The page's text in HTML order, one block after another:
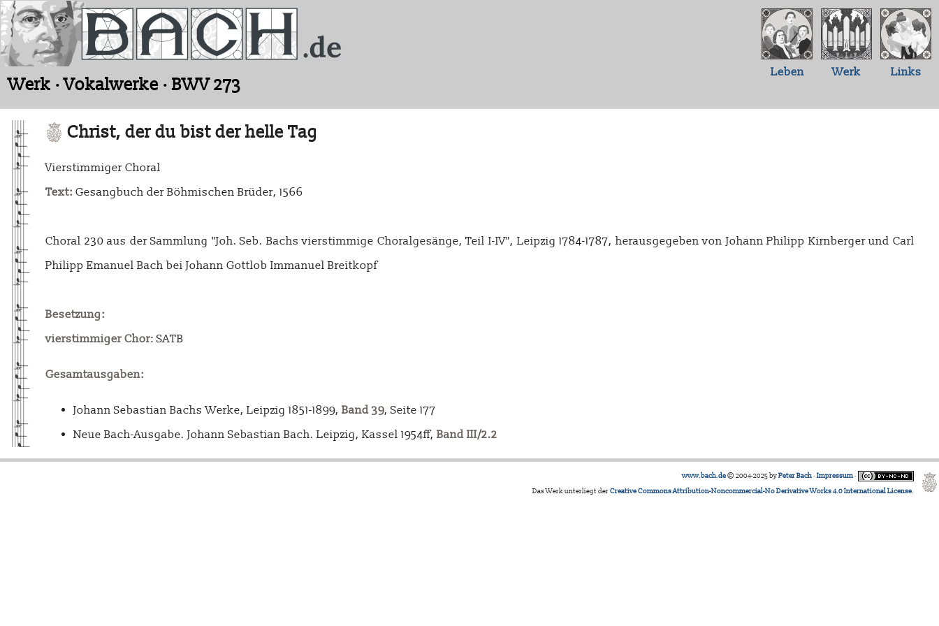
Werk · Vokalwerke · BWV 273
Leben Werk Links
Christ, der du bist der helle Tag
Vierstimmiger Choral
Text: Gesangbuch der Böhmischen Brüder, 1566
Choral 230 aus der Sammlung "Joh. Seb. Bachs vierstimmige Choralgesänge, Teil I-IV", Leipzig 1784-1787, herausgegeben von Johann Philipp Kirnberger und Carl
Philipp Emanuel Bach bei Johann Gottlob Immanuel Breitkopf
Besetzung:
vierstimmiger Chor: SATB
Gesamtausgaben:
Johann Sebastian Bachs Werke, Leipzig 1851-1899, Band 39, Seite 177
Neue Bach-Ausgabe. Johann Sebastian Bach. Leipzig, Kassel 1954ff, Band III/2.2
www.bach.de© 2004-2025 byPeter Bach· Impressum·
Das Werk unterliegt derCreative Commons Attribution-Noncommercial-No Derivative Works 4.0 International License.